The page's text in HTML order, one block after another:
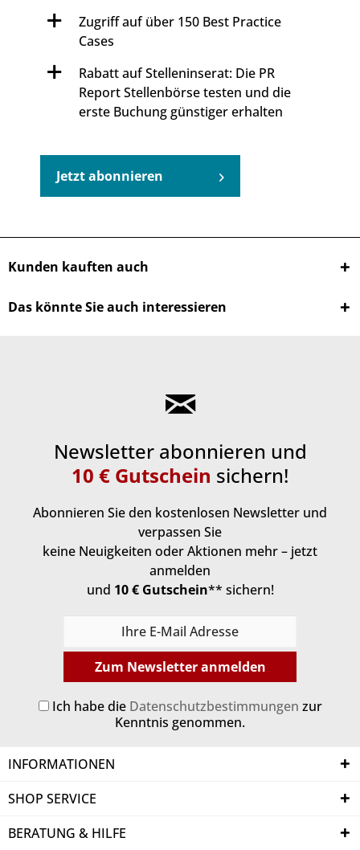
Zugriff auf über 150 Best Practice
Cases
Rabatt auf Stelleninserat: Die PR
Report Stellenbörse testen und die
erste Buchung günstiger erhalten
Jetzt abonnieren
Kunden kauften auch
Das könnte Sie auch interessieren
Newsletter abonnieren und
10 € Gutschein sichern!
Abonnieren Sie den kostenlosen Newsletter und
verpassen Sie
keine Neuigkeiten oder Aktionen mehr – jetzt
anmelden
und 10 € Gutschein** sichern!
Zum Newsletter anmelden
Ich habe die Datenschutzbestimmungen zur
Kenntnis genommen.
INFORMATIONEN
SHOP SERVICE
BERATUNG & HILFE